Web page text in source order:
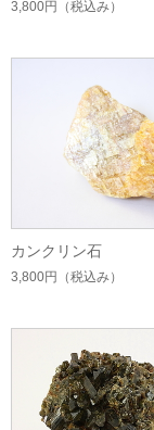
3,800円 （税込み）
カンクリン石
3,800円 （税込み）